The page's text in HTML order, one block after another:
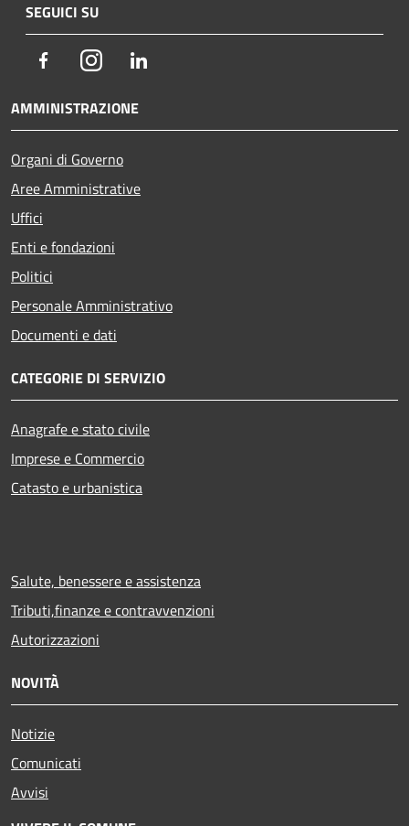
SEGUICI SU
FacebookInstagram
AMMINISTRAZIONE
Organi di Governo
Aree Amministrative
Uffici
Enti e fondazioni
Politici
Personale Amministrativo
Documenti e dati
CATEGORIE DI SERVIZIO
Anagrafe e stato civile
Imprese e Commercio
Catasto e urbanistica
Salute, benessere e assistenza
Tributi,finanze e contravvenzioni
Autorizzazioni
NOVITÀ
Notizie
Comunicati
Avvisi